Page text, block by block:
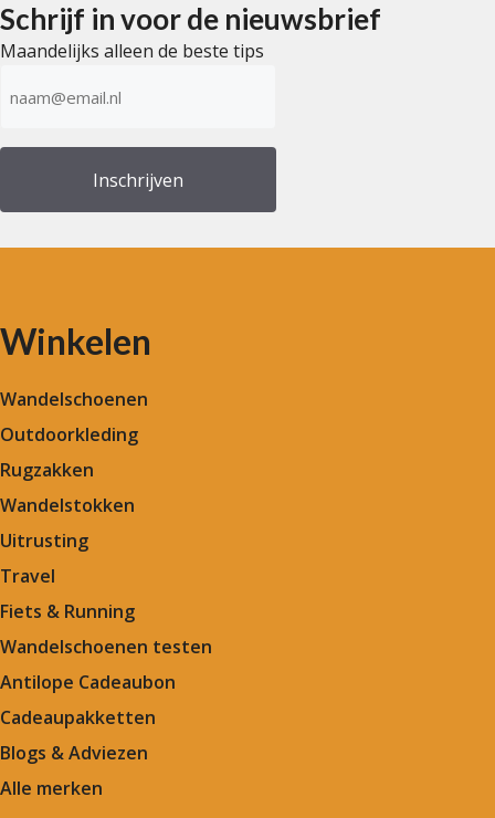
Schrijf in voor de nieuwsbrief
Maandelijks alleen de beste tips
mailadres
Winkelen
Wandelschoenen
Outdoorkleding
Rugzakken
Wandelstokken
Uitrusting
Travel
Fiets & Running
Wandelschoenen testen
Antilope Cadeaubon
Cadeaupakketten
Blogs & Adviezen
Alle merken